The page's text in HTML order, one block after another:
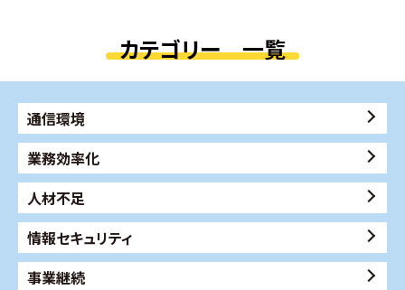
カテゴリー 一覧
通信環境
業務効率化
人材不足
情報セキュリティ
事業継続